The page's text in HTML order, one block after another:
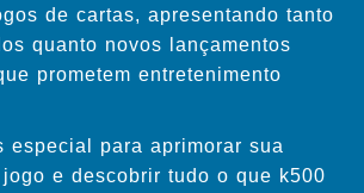
de cartas, apresentando tanto
quanto novos lançamentos
prometem entretenimento
especial para aprimorar sua
e descobrir tudo o que k500